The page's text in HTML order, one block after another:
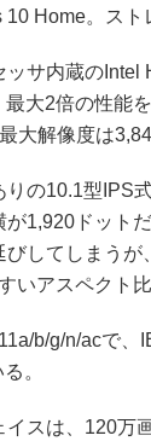
Home。スト
サ内蔵のIntel
大2倍の性能
大解像度は
の10.1型IPS
1,920ドット
してしまう
いアスペクト比
b/g/n/acで、
。
スは、120万